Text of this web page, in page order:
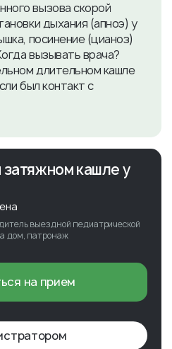
вызова скорой
дыхания (апноэ) у
посинение (цианоз)
вызывать врача?
длительном кашле
был контакт с
кашле у
выездной педиатрической
дом, патронаж
на прием